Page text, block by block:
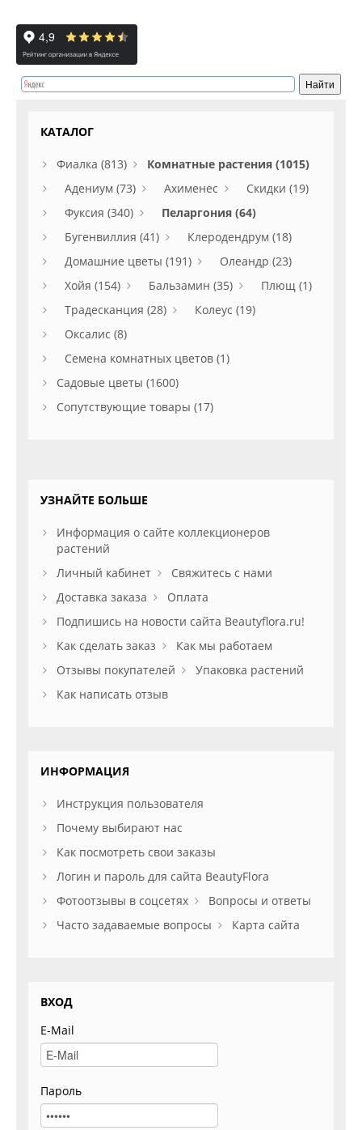
КАТАЛОГ
Фиалка (813)
Комнатные растения (1015)
Адениум (73)
Ахименес
Скидки (19)
Фуксия (340)
Пеларгония (64)
Бугенвиллия (41)
Клеродендрум (18)
Домашние цветы (191)
Олеандр (23)
Хойя (154)
Бальзамин (35)
Плющ (1)
Традесканция (28)
Колеус (19)
Оксалис (8)
Семена комнатных цветов (1)
Садовые цветы (1600)
Сопутствующие товары (17)
УЗНАЙТЕ БОЛЬШЕ
Информация о сайте коллекционеров
растений
Личный кабинет
Свяжитесь с нами
Доставка заказа
Оплата
Подпишись на новости сайта Beautyflora.ru!
Как сделать заказ
Как мы работаем
Отзывы покупателей
Упаковка растений
Как написать отзыв
ИНФОРМАЦИЯ
Инструкция пользователя
Почему выбирают нас
Как посмотреть свои заказы
Логин и пароль для сайта BeautyFlora
Фотоотзывы в соцсетях
Вопросы и ответы
Часто задаваемые вопросы
Карта сайта
ВХОД
E-Mail
Пароль